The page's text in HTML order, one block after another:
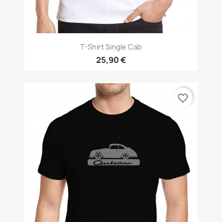
T-Shirt Single Cab
25,90 €
favorite_border